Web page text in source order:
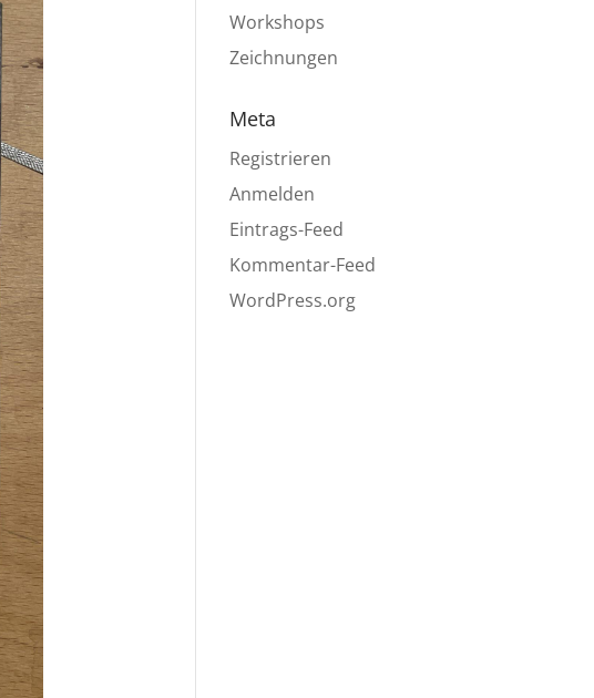
Workshops
Zeichnungen
Meta
Registrieren
Anmelden
Eintrags-Feed
Kommentar-Feed
WordPress.org